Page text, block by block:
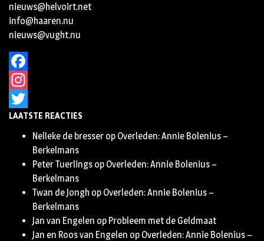
nieuws@helvoirt.net
info@haaren.nu
nieuws@vught.nu
Facebook
Instagram
Twitter
LAATSTE REACTIES
Nelleke de bresser op Overleden: Annie Bolenius –
Berkelmans
Peter Tuerlings op Overleden: Annie Bolenius –
Berkelmans
Twan de Jongh op Overleden: Annie Bolenius –
Berkelmans
Jan van Engelen op Probleem met de Geldmaat
Jan en Roos van Engelen op Overleden: Annie Bolenius –